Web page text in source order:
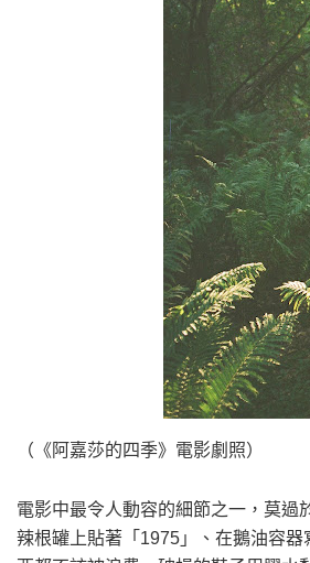
（《阿嘉莎的四季》電影劇照）
電影中最令人動容的細節之一，莫過
辣根罐上貼著「1975」、在鵝油容